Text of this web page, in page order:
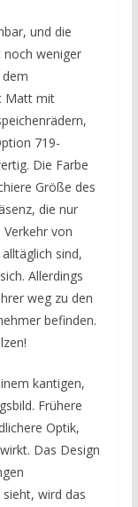
und die
weniger
Matt mit
719-
Die Farbe
Größe des
die nur
von
sind,
Allerdings
weg zu den
befinden.
kantigen,
Frühere
Optik,
Das Design
wird das